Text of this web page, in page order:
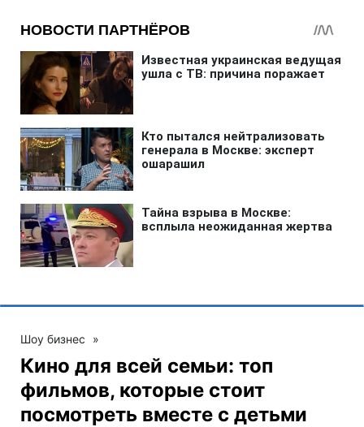
Шоу бизнес »
Кино для всей семьи: топ
фильмов, которые стоит
посмотреть вместе с детьми